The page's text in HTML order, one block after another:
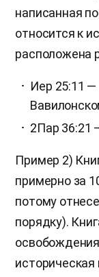
написанная
относится к
расположена
Иер 25:11
2Пар 36:21
Пример 2)
примерно за
потому
порядку).